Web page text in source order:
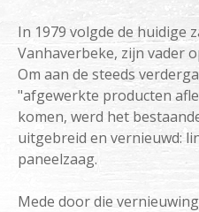
In 1979 volgde de huidige
Vanhaverbeke, zijn vader
Om aan de steeds
"afgewerkte producten
komen, werd het
uitgebreid en vernieuwd:
paneelzaag.
Mede door die